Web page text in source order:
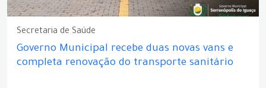
Secretaria de Saúde
Governo Municipal recebe duas novas vans e
completa renovação do transporte sanitário